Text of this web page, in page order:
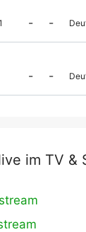
- -
- -
im TV &